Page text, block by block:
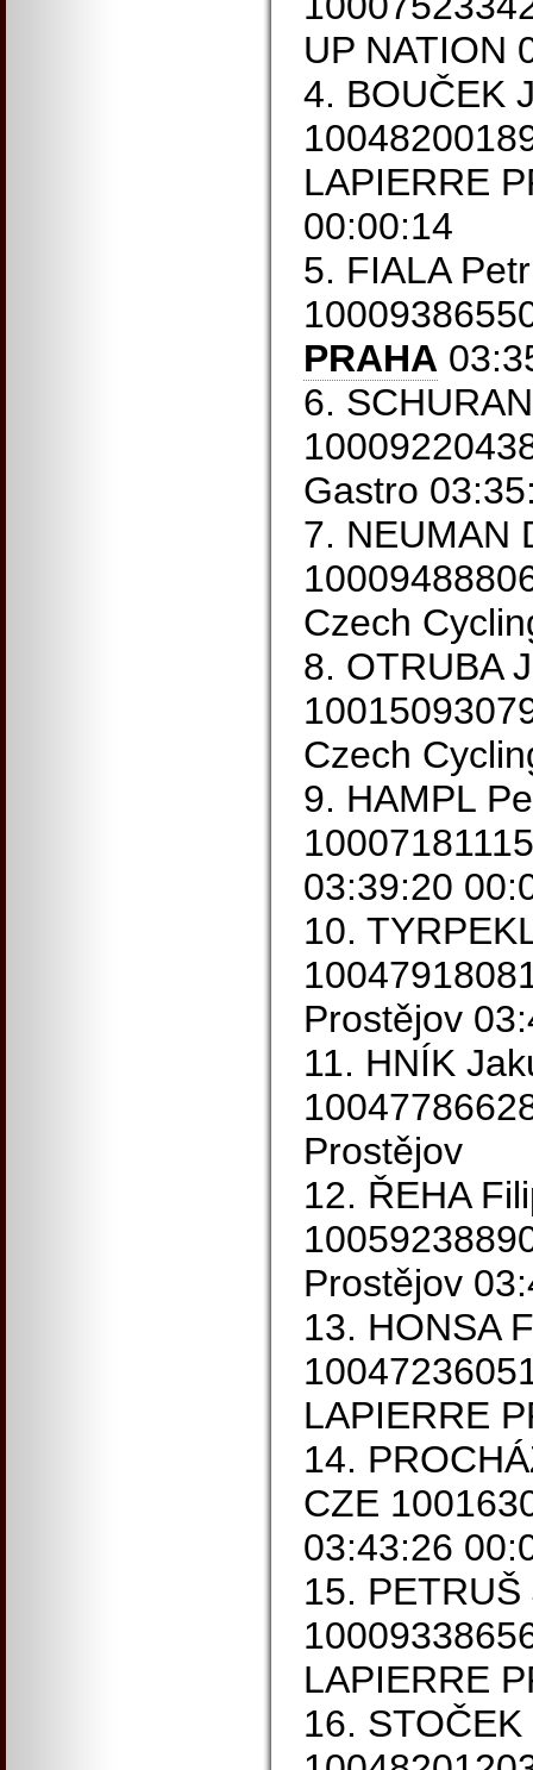
UP NATION
4. BOUČEK
LAPIERRE
00:00:14
5. FIALA
PRAHA
6.
Gastro
7. NEUMAN
Czech
8. OTRUBA
Czech
9. HAMPL
03:39:20
10.
Prostějov
11. HNÍK
Prostějov
12. ŘEHA
Prostějov
13. HONSA
LAPIERRE
14.
CZE
03:43:26
15.
LAPIERRE
16.